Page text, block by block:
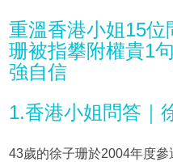
重溫香港小姐15
珊被指攀附權貴1
強自信
1.香港小姐問答｜
43歲的徐子珊於2004年度參